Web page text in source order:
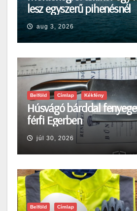
lesz egyszerű pihenésnél
aug 3, 2026
Belföld Címlap Kékfény
Húsvágó bárddal
férfi Egerben
júl 30, 2026
Belföld Címlap